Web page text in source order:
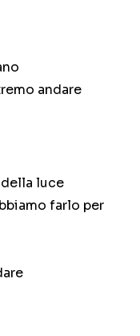
andare
luce
farlo per